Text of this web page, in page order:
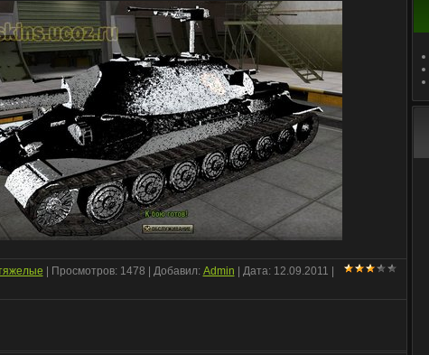
| Просмотров: 1478 | Добавил: Admin | Дата: 12.09.2011